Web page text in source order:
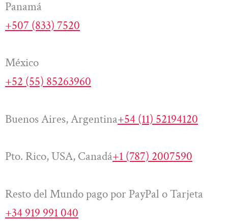
Panamá
+507 (833) 7520
México
+52 (55) 85263960
Buenos Aires, Argentina+54 (11) 52194120
Pto. Rico, USA, Canadá+1 (787) 2007590
Resto del Mundo pago por PayPal o Tarjeta
+34 919 991 040